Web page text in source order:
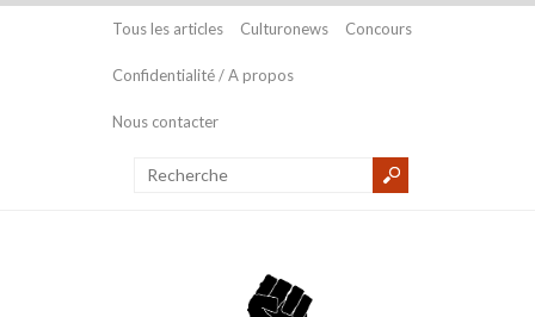
Tous les articles Culturonews Concours
Confidentialité / A propos
Nous contacter